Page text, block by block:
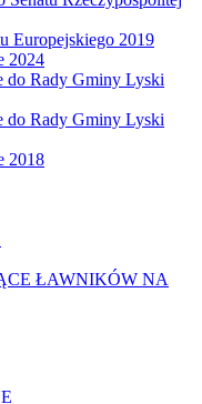
Europejskiego 2019
2024
do Rady Gminy Lyski
do Rady Gminy Lyski
2018
ŁAWNIKÓW NA